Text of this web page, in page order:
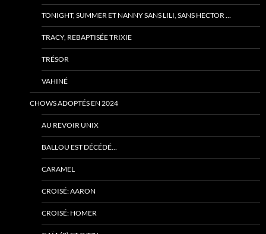
TONIGHT, SUMMER ET NANNY SANS LILI, SANS HECTOR …
TRACY, REBAPTISÉE TRIXIE
TRÉSOR
VAHINÉ
CHOWS ADOPTÉS EN 2024
AU REVOIR UNIX
BALLOU EST DÉCÉDÉ…
CARAMEL
CROISÉ: AARON
CROISÉ: HOMER